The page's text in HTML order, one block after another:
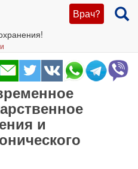
Врач?
и